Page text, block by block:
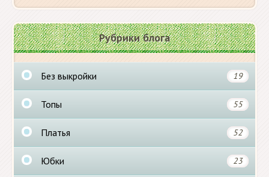
Рубрики блога
Без выкройки 19
Топы 55
Платья 52
Юбки 23